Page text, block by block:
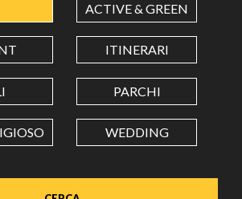
Use dot (.) as decimal separator.
ACTIVE & GREEN
ITINERARI
PARCHI
WEDDING